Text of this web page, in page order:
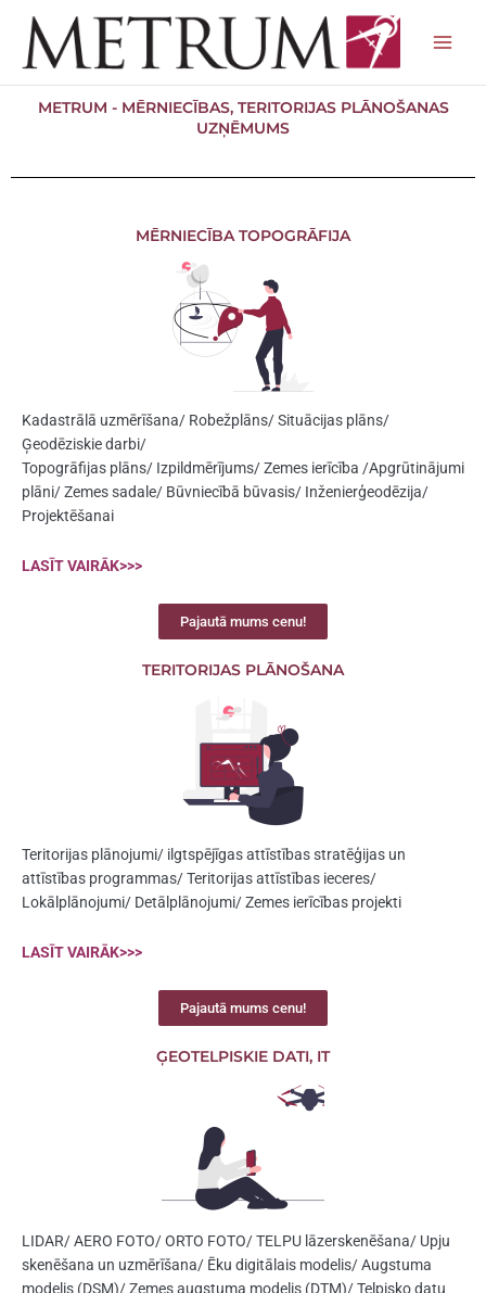
content
METRUM - MĒRNIECĪBAS, TERITORIJAS PLĀNOŠANAS
UZŅĒMUMS
MĒRNIECĪBA TOPOGRĀFIJA
Kadastrālā uzmērīšana/ Robežplāns/ Situācijas plāns/
Ģeodēziskie darbi/
Topogrāfijas plāns/ Izpildmērījums/ Zemes ierīcība /Apgrūtinājumi
plāni/ Zemes sadale/ Būvniecībā būvasis/ Inženierģeodēzija/
Projektēšanai
LASĪT VAIRĀK>>>
Pajautā mums cenu!
TERITORIJAS PLĀNOŠANA
Teritorijas plānojumi/ ilgtspējīgas attīstības stratēģijas un
attīstības programmas/ Teritorijas attīstības ieceres/
Lokālplānojumi/ Detālplānojumi/ Zemes ierīcības projekti
LASĪT VAIRĀK>>>
Pajautā mums cenu!
ĢEOTELPISKIE DATI, IT
LIDAR/ AERO FOTO/ ORTO FOTO/ TELPU lāzerskenēšana/ Upju
skenēšana un uzmērīšana/ Ēku digitālais modelis/ Augstuma
modelis (DSM)/ Zemes augstuma modelis (DTM)/ Telpisko datu